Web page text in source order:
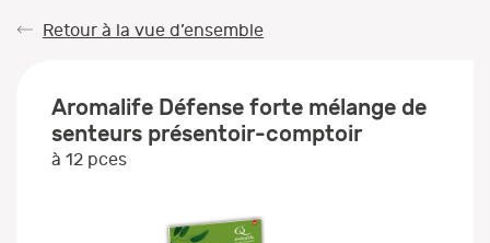
Retour à la vue d’ensemble
Aromalife Défense forte mélange de
senteurs présentoir-comptoir
à 12 pces